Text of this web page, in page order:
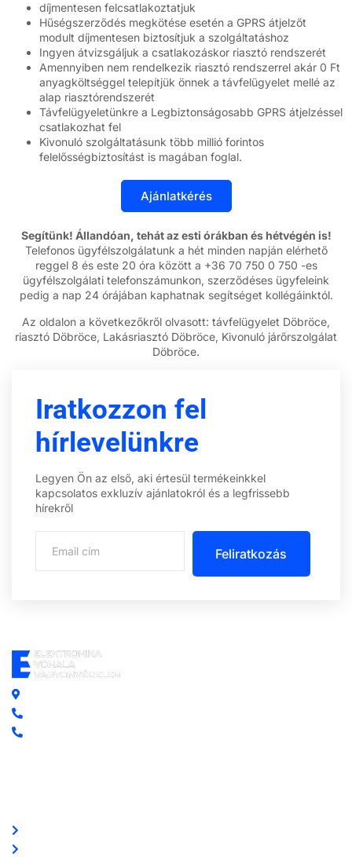
díjmentesen felcsatlakoztatjuk
Hűségszerződés megkötése esetén a GPRS átjelzőt
modult díjmentesen biztosítjuk a szolgáltatáshoz
Ingyen átvizsgáljuk a csatlakozáskor riasztó rendszerét
Amennyiben nem rendelkezik riasztó rendszerrel akár 0 Ft
anyagköltséggel telepítjük önnek a távfelügyelet mellé az
alap riasztórendszerét
Távfelügyeletünkre a Legbiztonságosabb GPRS átjelzéssel
csatlakozhat fel
Kivonuló szolgáltatásunk több millió forintos
felelősségbiztosítást is magában foglal.
Segítünk! Állandóan, tehát az esti órákban és hétvégén is!
Telefonos ügyfélszolgálatunk a hét minden napján elérhető
reggel 8 és este 20 óra között a +36 70 750 0 750 -es
ügyfélszolgálati telefonszámunkon, szerződéses ügyfeleink
pedig a nap 24 órájában kaphatnak segítséget kollégáinktól.
Az oldalon a következőkről olvasott: távfelügyelet Döbröce,
riasztó Döbröce, Lakásriasztó Döbröce, Kivonuló járőrszolgálat
Döbröce.
Iratkozzon fel
hírlevelünkre
Legyen Ön az első, aki értesül termékeinkkel
kapcsolatos exkluzív ajánlatokról és a legfrissebb
hírekről
Feliratkozás